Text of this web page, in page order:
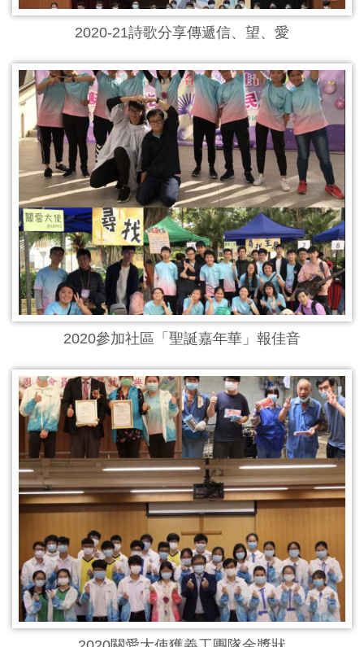
2020-21詩歌分享傳遞信、望、愛
2020參加社區「聖誕嘉年華」報佳音